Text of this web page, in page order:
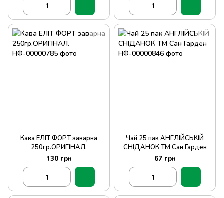
Кава ЕЛІТ ФОРТ заварна
250гр.ОРИГІНАЛ.
130 грн
Чай 25 пак АНГЛІЙСЬКІЙ
СНІДАНОК ТМ Сан Гарден
67 грн